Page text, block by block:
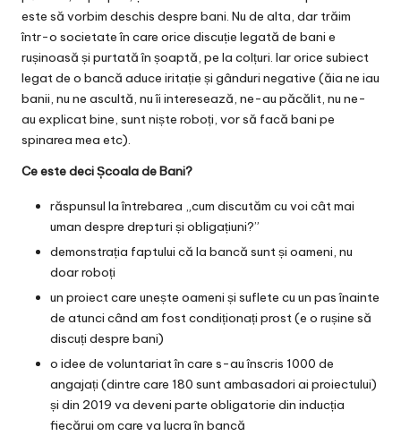
este să vorbim deschis despre bani. Nu de alta, dar trăim
într-o societate în care orice discuție legată de bani e
rușinoasă și purtată în șoaptă, pe la colțuri. Iar orice subiect
legat de o bancă aduce iritație și gânduri negative (ăia ne iau
banii, nu ne ascultă, nu îi interesează, ne-au păcălit, nu ne-
au explicat bine, sunt niște roboți, vor să facă bani pe
spinarea mea etc).
Ce este deci Școala de Bani?
răspunsul la întrebarea „cum discutăm cu voi cât mai
uman despre drepturi și obligațiuni?”
demonstrația faptului că la bancă sunt și oameni, nu
doar roboți
un proiect care unește oameni și suflete cu un pas înainte
de atunci când am fost condiționați prost (e o rușine să
discuți despre bani)
o idee de voluntariat în care s-au înscris 1000 de
angajați (dintre care 180 sunt ambasadori ai proiectului)
și din 2019 va deveni parte obligatorie din inducția
fiecărui om care va lucra în bancă